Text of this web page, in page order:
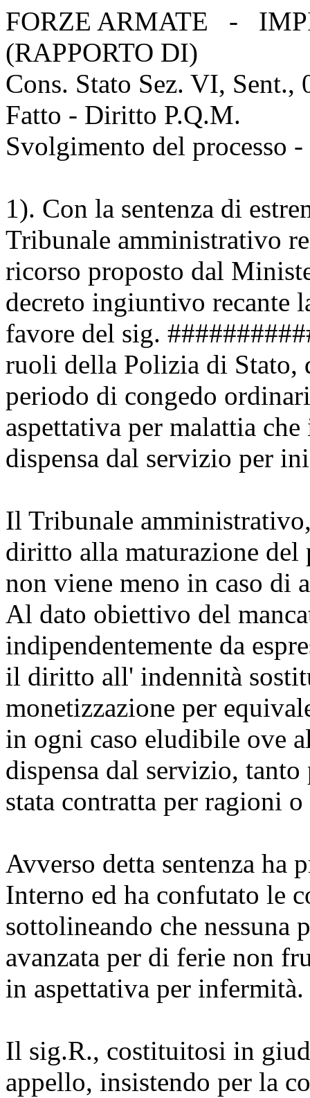
FORZE ARMATE -
(RAPPORTO DI)
Cons. Stato Sez. VI, Sent.,
Fatto - Diritto P.Q.M.
Svolgimento del processo
1). Con la sentenza di
Tribunale amministrativo
ricorso proposto dal
decreto ingiuntivo recante
favore del sig.
ruoli della Polizia di Stato,
periodo di congedo
aspettativa per malattia
dispensa dal servizio per
Il Tribunale
diritto alla maturazione
non viene meno in caso di
Al dato obiettivo del
indipendentemente da
il diritto all' indennità
monetizzazione per
in ogni caso eludibile ove
dispensa dal servizio,
stata contratta per ragioni
Avverso detta sentenza
Interno ed ha confutato le
sottolineando che nessuna
avanzata per di ferie non
in aspettativa per infermità.
Il sig.R., costituitosi in
appello, insistendo per la